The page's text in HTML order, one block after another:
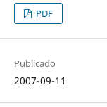
PDF
Publicado
2007-09-11